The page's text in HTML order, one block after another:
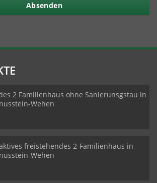
Absenden
2 Familienhaus ohne Sanierunsgstau in
Wehen
freistehendes 2-Familienhaus in
Wehen